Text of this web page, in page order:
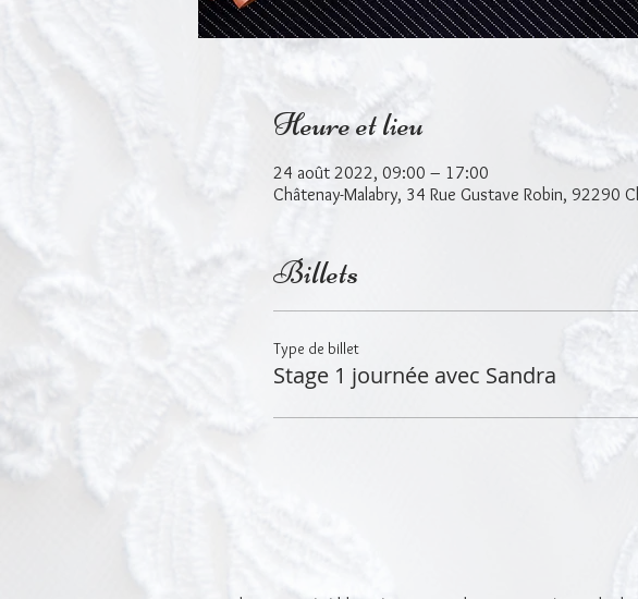
Heure et lieu
24 août 2022, 09:00 – 17:00
Châtenay-Malabry, 34 Rue Gustave Robin, 92290
Billets
Type de billet
Stage 1 journée avec Sandra